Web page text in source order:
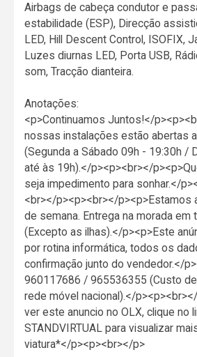
Airbags de cabeça condutor e
estabilidade (ESP), Direcção
LED, Hill Descent Control, ISOFIX,
Luzes diurnas LED, Porta USB,
som, Tracção dianteira.
Anotações:
<p>Continuamos Juntos!</
nossas instalações estão abertas
(Segunda a Sábado 09h - 19:30h /
até às 19h).</p><p><br></
seja impedimento para sonhar.</
<br></p><p><br></p><p>Estamos
de semana. Entrega na morada em
(Excepto as ilhas).</p><p>Este
por rotina informática, todos os
confirmação junto do vendedor.</
960117686 / 965536355 (Custo
rede móvel nacional).</
ver este anuncio no OLX, clique no
STANDVIRTUAL para visualizar
viatura*</p><p><br></p>